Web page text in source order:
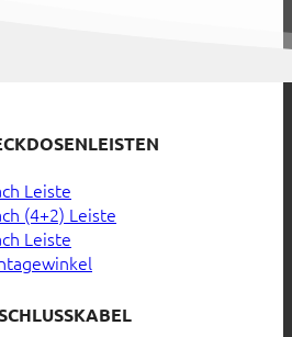
Leiste
(4+2) Leiste
Leiste